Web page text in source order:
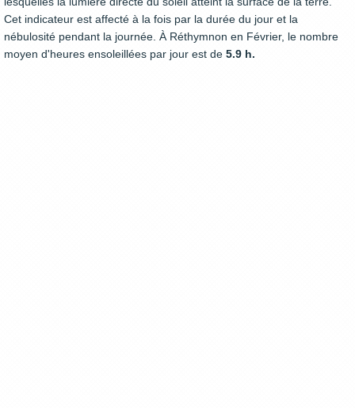
Cet indicateur est affecté à la fois par la durée du jour et la
nébulosité pendant la journée. À Réthymnon en Février, le nombre
moyen d'heures ensoleillées par jour est de 5.9 h.